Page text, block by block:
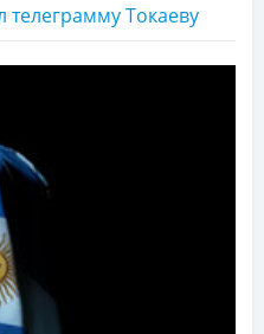
телеграмму Токаеву